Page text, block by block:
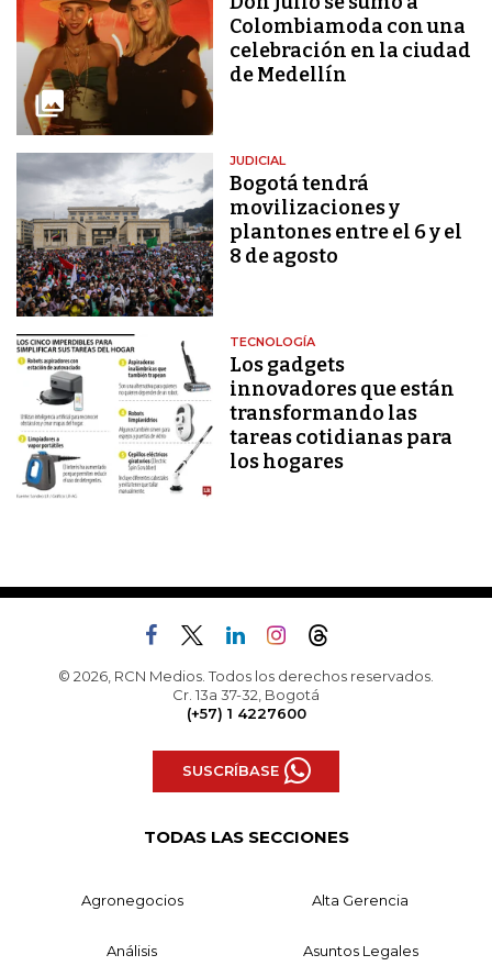
Colombiamoda con una
celebración en la ciudad
de Medellín
JUDICIAL
Bogotá tendrá
movilizaciones y
plantones entre el 6 y el
8 de agosto
TECNOLOGÍA
Los gadgets
innovadores que están
transformando las
tareas cotidianas para
los hogares
© 2026, RCN Medios. Todos los derechos reservados.
Cr. 13a 37-32, Bogotá
(+57) 1 4227600
SUSCRÍBASE
TODAS LAS SECCIONES
Agronegocios Alta Gerencia
Análisis Asuntos Legales